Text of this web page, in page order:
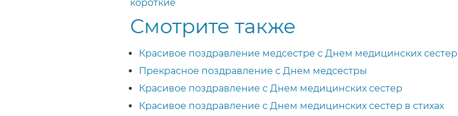
короткие
Смотрите также
Красивое поздравление медсестре с Днем медицинских сестер
Прекрасное поздравление с Днем медсестры
Красивое поздравление с Днем медицинских сестер
Красивое поздравление с Днем медицинских сестер в стихах